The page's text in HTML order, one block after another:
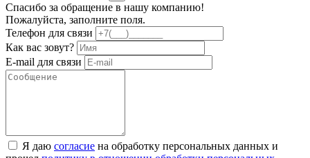
Спасибо за обращение в нашу компанию!
Пожалуйста, заполните поля.
Телефон для связи
Как вас зовут?
E-mail для связи
Я даю согласие на обработку персональных данных и